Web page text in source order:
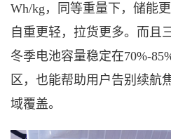
Wh/kg，同等重量下，储能
自重更轻，拉货更多。而且
冬季电池容量稳定在70%-
区，也能帮助用户告别续航
域覆盖。